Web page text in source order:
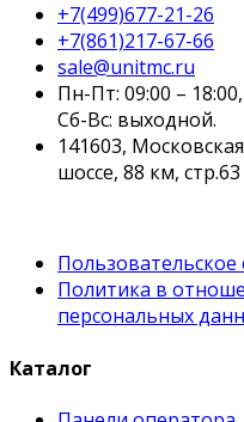
+7(499)677-21-26
+7(861)217-67-66
sale@unitmc.ru
Пн-Пт: 09:00 – 18:00,
Сб-Вс: выходной.
141603,
шоссе, 88 км, стр.63
Пользовательское
Политика в
персональных
Каталог